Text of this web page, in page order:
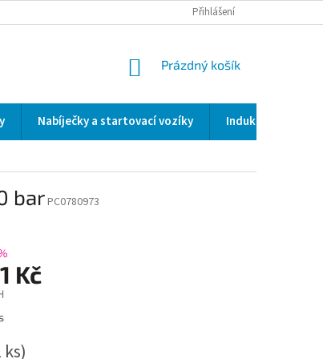
SERVIS / KALIBRACE / VALIDACE/ WELDSCANNER S3
Přihlášení
NÁKUPNÍ
Prázdný košík
Nabíječky a startovací vozíky Indukční a
barPC0780973
Kč
ks)